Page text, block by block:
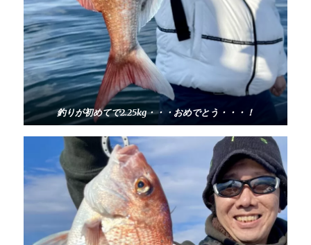
釣りが初めてで2.25kg・・・おめでとう・・・！